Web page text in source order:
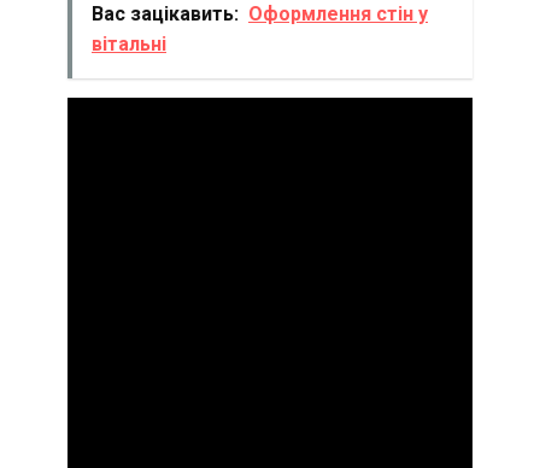
Вас зацікавить: Оформлення стін у
вітальні